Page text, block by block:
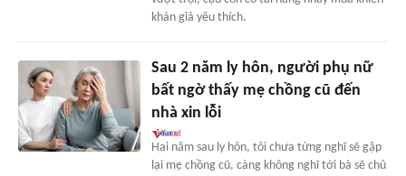
khán giả yêu thích.
Sau 2 năm ly hôn, người phụ nữ
bất ngờ thấy mẹ chồng cũ đến
nhà xin lỗi
Hai năm sau ly hôn, tôi chưa từng nghĩ sẽ gặp
lại mẹ chồng cũ, càng không nghĩ tới bà sẽ chủ